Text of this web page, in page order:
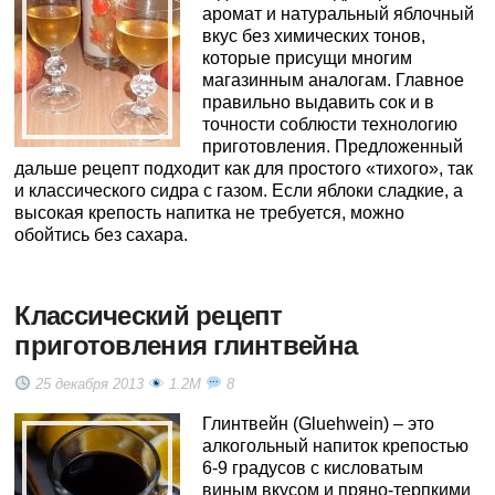
аромат и натуральный яблочный
вкус без химических тонов,
которые присущи многим
магазинным аналогам. Главное
правильно выдавить сок и в
точности соблюсти технологию
приготовления. Предложенный
дальше рецепт подходит как для простого «тихого», так
и классического сидра с газом. Если яблоки сладкие, а
высокая крепость напитка не требуется, можно
обойтись без сахара.
Классический рецепт
приготовления глинтвейна
25 декабря 2013 1.2M 8
Глинтвейн (Gluehwein) – это
алкогольный напиток крепостью
6-9 градусов с кисловатым
виным вкусом и пряно-терпкими